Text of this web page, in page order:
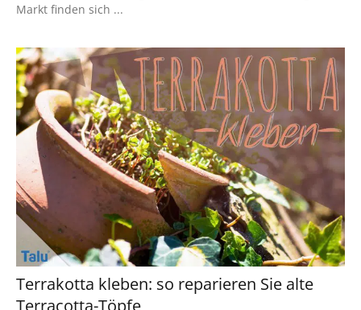
Markt finden sich ...
Terrakotta kleben: so reparieren Sie alte
Terracotta-Töpfe